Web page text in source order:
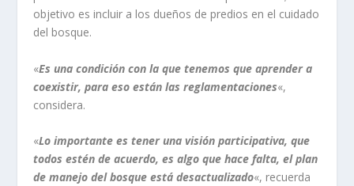
objetivo es incluir a los dueños de predios en el cuidado
del bosque.
«Es una condición con la que tenemos que aprender a
coexistir, para eso están las reglamentaciones«,
considera.
«Lo importante es tener una visión participativa, que
todos estén de acuerdo, es algo que hace falta, el plan
de manejo del bosque está desactualizado«, recuerda